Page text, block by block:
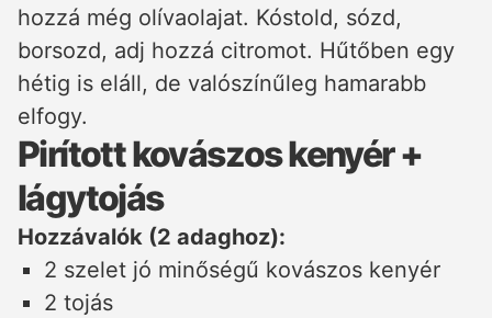
hozzá még olívaolajat. Kóstold, sózd,
borsozd, adj hozzá citromot. Hűtőben egy
hétig is eláll, de valószínűleg hamarabb
elfogy.
Pirított kovászos kenyér +
lágytojás
Hozzávalók (2 adaghoz):
2 szelet jó minőségű kovászos kenyér
2 tojás